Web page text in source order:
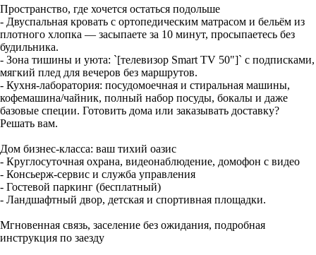
Пространство, где хочется остаться подольше
- Двуспальная кровать с ортопедическим матрасом и бельём из
плотного хлопка — засыпаете за 10 минут, просыпаетесь без
будильника.
- Зона тишины и уюта: `[телевизор Smart TV 50"]` с подписками,
мягкий плед для вечеров без маршрутов.
- Кухня-лаборатория: посудомоечная и стиральная машины,
кофемашина/чайник, полный набор посуды, бокалы и даже
базовые специи. Готовить дома или заказывать доставку?
Решать вам.
Дом бизнес-класса: ваш тихий оазис
- Круглосуточная охрана, видеонаблюдение, домофон с видео
- Консьерж-сервис и служба управления
- Гостевой паркинг (бесплатный)
- Ландшафтный двор, детская и спортивная площадки.
Мгновенная связь, заселение без ожидания, подробная
инструкция по заезду